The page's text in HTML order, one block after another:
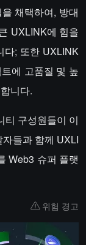
채택하여, 방대
UXLINK에 힘을
다; 또한 UXLINK
에 고품질 및 높
니다.
티 구성원들이 이
들과 함께 UXLI
Web3 슈퍼 플랫
위험 경고